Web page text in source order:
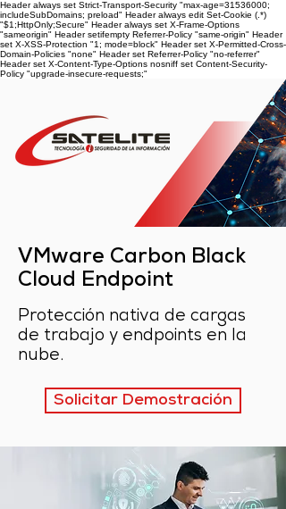
Header always set Strict-Transport-Security "max-age=31536000;
includeSubDomains; preload" Header always edit Set-Cookie (.*)
"$1;HttpOnly;Secure" Header always set X-Frame-Options
"sameorigin" Header setifempty Referrer-Policy "same-origin" Header
set X-XSS-Protection "1; mode=block" Header set X-Permitted-Cross-
Domain-Policies "none" Header set Referrer-Policy "no-referrer"
Header set X-Content-Type-Options nosniff set Content-Security-
Policy "upgrade-insecure-requests;"
VMware Carbon Black
Cloud Endpoint
Protección nativa de cargas
de trabajo y endpoints en la
nube.
Solicitar Demostración